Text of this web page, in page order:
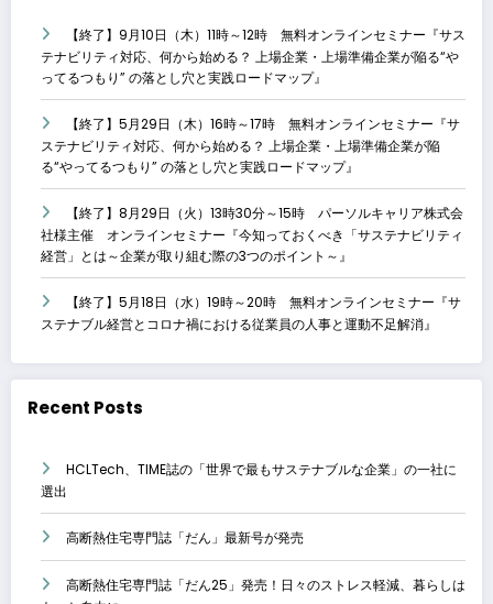
【終了】9月10日（木）11時～12時 無料オンラインセミナー『サス
テナビリティ対応、何から始める？ 上場企業・上場準備企業が陥る“や
ってるつもり” の落とし穴と実践ロードマップ』
【終了】5月29日（木）16時～17時 無料オンラインセミナー『サ
ステナビリティ対応、何から始める？ 上場企業・上場準備企業が陥
る“やってるつもり” の落とし穴と実践ロードマップ』
【終了】8月29日（火）13時30分～15時 パーソルキャリア株式会
社様主催 オンラインセミナー『今知っておくべき「サステナビリティ
経営」とは～企業が取り組む際の3つのポイント～』
【終了】5月18日（水）19時～20時 無料オンラインセミナー『サ
ステナブル経営とコロナ禍における従業員の人事と運動不足解消』
Recent Posts
HCLTech、TIME誌の「世界で最もサステナブルな企業」の一社に
選出
高断熱住宅専門誌「だん」最新号が発売
高断熱住宅専門誌「だん25」発売！日々のストレス軽減、暮らしは